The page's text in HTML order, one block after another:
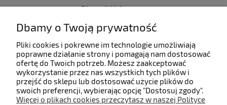
Płatności i dostawa
O nas
Dbamy o Twoją prywatność
Pliki cookies i pokrewne im technologie umożliwiają
poprawne działanie strony i pomagają nam dostosować
ofertę do Twoich potrzeb. Możesz zaakceptować
wykorzystanie przez nas wszystkich tych plików i
przejść do sklepu lub dostosować użycie plików do
swoich preferencji, wybierając opcję "Dostosuj zgody".
Więcej o plikach cookies przeczytasz w naszej Polityce